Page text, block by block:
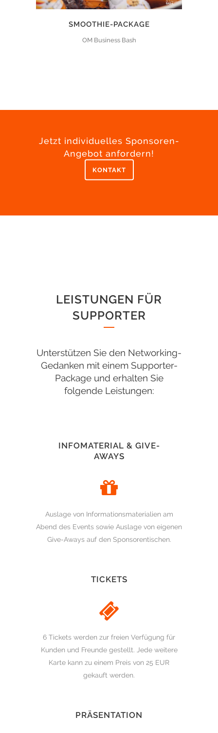
SMOOTHIE-PACKAGE
OM Business Bash
Jetzt individuelles Sponsoren-
Angebot anfordern!
KONTAKT
LEISTUNGEN FÜR
SUPPORTER
Unterstützen Sie den Networking-
Gedanken mit einem Supporter-
Package und erhalten Sie
folgende Leistungen:
INFOMATERIAL & GIVE-
AWAYS
Auslage von Informationsmaterialien am
Abend des Events sowie Auslage von eigenen
Give-Aways auf den Sponsorentischen.
TICKETS
6 Tickets werden zur freien Verfügung für
Kunden und Freunde gestellt. Jede weitere
Karte kann zu einem Preis von 25 EUR
gekauft werden.
PRÄSENTATION